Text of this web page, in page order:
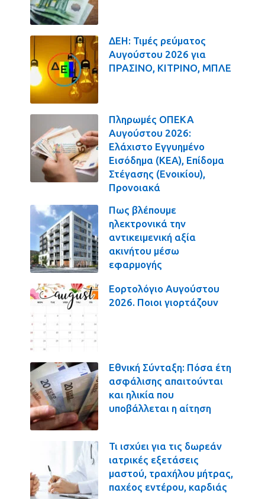
ΔΕΗ: Τιμές ρεύματος
Αυγούστου 2026 για
ΠΡΑΣΙΝΟ, ΚΙΤΡΙΝΟ, ΜΠΛΕ
Πληρωμές ΟΠΕΚΑ
Αυγούστου 2026:
Ελάχιστο Εγγυημένο
Εισόδημα (ΚΕΑ), Επίδομα
Στέγασης (Ενοικίου),
Προνοιακά
Πως βλέπουμε
ηλεκτρονικά την
αντικειμενική αξία
ακινήτου μέσω
εφαρμογής
Εορτολόγιο Αυγούστου
2026. Ποιοι γιορτάζουν
Εθνική Σύνταξη: Πόσα έτη
ασφάλισης απαιτούνται
και ηλικία που
υποβάλλεται η αίτηση
Τι ισχύει για τις δωρεάν
ιατρικές εξετάσεις
μαστού, τραχήλου μήτρας,
παχέος εντέρου, καρδιάς